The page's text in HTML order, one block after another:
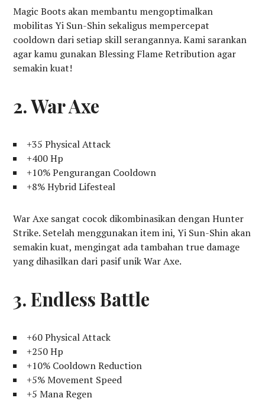
Magic Boots akan membantu mengoptimalkan
mobilitas Yi Sun-Shin sekaligus mempercepat
cooldown dari setiap skill serangannya. Kami sarankan
agar kamu gunakan Blessing Flame Retribution agar
semakin kuat!
2. War Axe
+35 Physical Attack
+400 Hp
+10% Pengurangan Cooldown
+8% Hybrid Lifesteal
War Axe sangat cocok dikombinasikan dengan Hunter
Strike. Setelah menggunakan item ini, Yi Sun-Shin akan
semakin kuat, mengingat ada tambahan true damage
yang dihasilkan dari pasif unik War Axe.
3. Endless Battle
+60 Physical Attack
+250 Hp
+10% Cooldown Reduction
+5% Movement Speed
+5 Mana Regen